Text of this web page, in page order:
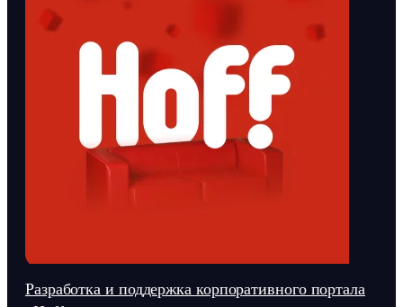
Разработка и поддержка корпоративного портала